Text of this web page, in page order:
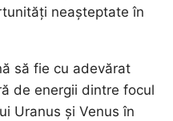
neașteptate în
să fie cu adevărat
de energii dintre focul
Uranus și Venus în